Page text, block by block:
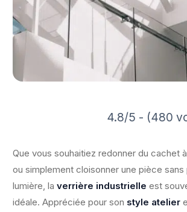
4.8/5 - (480
Que vous souhaitiez redonner du cachet
ou simplement cloisonner une pièce sans
lumière, la verrière industrielle est
idéale. Appréciée pour son style atelier